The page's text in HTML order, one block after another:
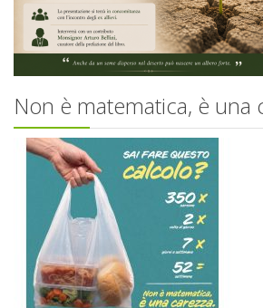
Non è matematica, è una